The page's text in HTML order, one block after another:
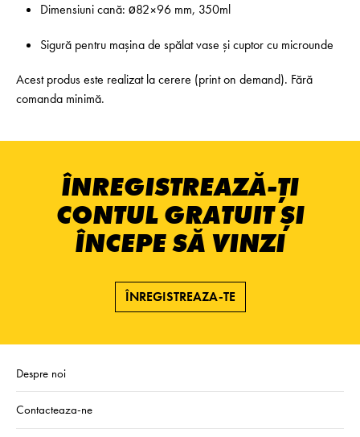
Dimensiuni cană: ø82×96 mm, 350ml
Sigură pentru mașina de spălat vase și cuptor cu microunde
Acest produs este realizat la cerere (print on demand). Fără
comanda minimă.
ÎNREGISTREAZĂ-ȚI
CONTUL GRATUIT ȘI
ÎNCEPE SĂ VINZI
ÎNREGISTREAZA-TE
Despre noi
Contacteaza-ne